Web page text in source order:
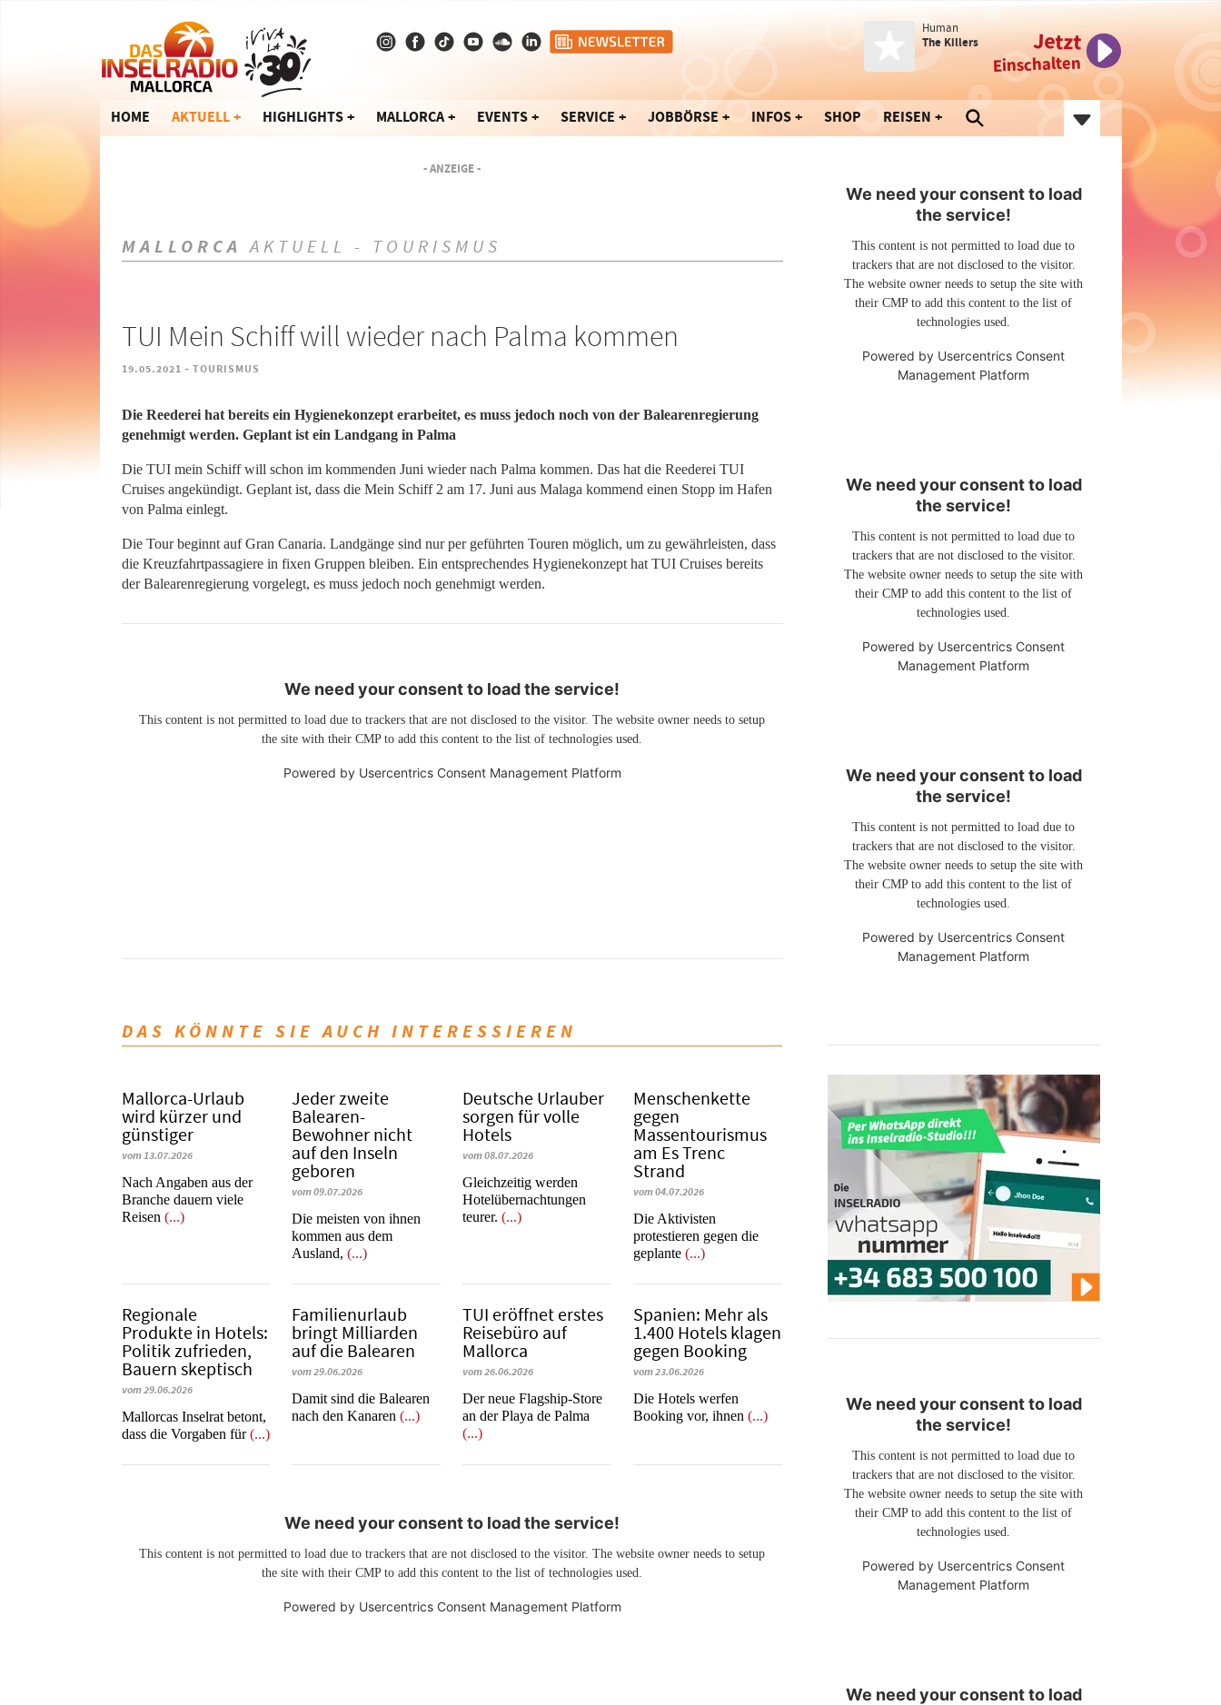
Human
The Killers
Jetzt
Einschalten
HOME AKTUELL HIGHLIGHTS MALLORCA EVENTS SERVICE JOBBÖRSE INFOS SHOP REISEN
- ANZEIGE -
MALLORCA AKTUELL - TOURISMUS
TUI Mein Schiff will wieder nach Palma kommen
19.05.2021 - TOURISMUS
Die Reederei hat bereits ein Hygienekonzept erarbeitet, es muss jedoch noch von der Balearenregierung
genehmigt werden. Geplant ist ein Landgang in Palma
Die TUI mein Schiff will schon im kommenden Juni wieder nach Palma kommen. Das hat die Reederei TUI
Cruises angekündigt. Geplant ist, dass die Mein Schiff 2 am 17. Juni aus Malaga kommend einen Stopp im Hafen
von Palma einlegt.
Die Tour beginnt auf Gran Canaria. Landgänge sind nur per geführten Touren möglich, um zu gewährleisten, dass
die Kreuzfahrtpassagiere in fixen Gruppen bleiben. Ein entsprechendes Hygienekonzept hat TUI Cruises bereits
der Balearenregierung vorgelegt, es muss jedoch noch genehmigt werden.
We need your consent to load the service!
This content is not permitted to load due to trackers that are not disclosed to the visitor. The website owner needs to setup
the site with their CMP to add this content to the list of technologies used.
Powered by Usercentrics Consent Management Platform
DAS KÖNNTE SIE AUCH INTERESSIEREN
Mallorca-Urlaub
wird kürzer und
günstiger
vom 13.07.2026
Nach Angaben aus der
Branche dauern viele
Reisen (...)
Jeder zweite
Balearen-
Bewohner nicht
auf den Inseln
geboren
vom 09.07.2026
Die meisten von ihnen
kommen aus dem
Ausland,(...)
Deutsche Urlauber
sorgen für volle
Hotels
vom 08.07.2026
Gleichzeitig werden
Hotelübernachtungen
teurer.(...)
Menschenkette
gegen
Massentourismus
am Es Trenc
Strand
vom 04.07.2026
Die Aktivisten
protestieren gegen die
geplante(...)
Regionale
Produkte in Hotels:
Politik zufrieden,
Bauern skeptisch
vom 29.06.2026
Mallorcas Inselrat betont,
dass die Vorgaben für(...)
Familienurlaub
bringt Milliarden
auf die Balearen
vom 29.06.2026
​​​​​​​Damit sind die Balearen
nach den Kanaren(...)
TUI eröffnet erstes
Reisebüro auf
Mallorca
vom 26.06.2026
Der neue Flagship-Store
an der Playa de Palma
(...)
Spanien: Mehr als
1.400 Hotels klagen
gegen Booking
vom 23.06.2026
​​​​​​​Die Hotels werfen
Booking vor, ihnen(...)
We need your consent to load the service!
This content is not permitted to load due to trackers that are not disclosed to the visitor. The website owner needs to setup
the site with their CMP to add this content to the list of technologies used.
Powered by Usercentrics Consent Management Platform
We need your consent to load
the service!
This content is not permitted to load due to
trackers that are not disclosed to the visitor.
The website owner needs to setup the site with
their CMP to add this content to the list of
technologies used.
Powered by Usercentrics Consent
Management Platform
We need your consent to load
the service!
This content is not permitted to load due to
trackers that are not disclosed to the visitor.
The website owner needs to setup the site with
their CMP to add this content to the list of
technologies used.
Powered by Usercentrics Consent
Management Platform
We need your consent to load
the service!
This content is not permitted to load due to
trackers that are not disclosed to the visitor.
The website owner needs to setup the site with
their CMP to add this content to the list of
technologies used.
Powered by Usercentrics Consent
Management Platform
We need your consent to load
the service!
This content is not permitted to load due to
trackers that are not disclosed to the visitor.
The website owner needs to setup the site with
their CMP to add this content to the list of
technologies used.
Powered by Usercentrics Consent
Management Platform
We need your consent to load